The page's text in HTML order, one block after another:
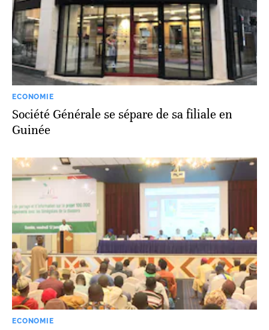
ECONOMIE
Société Générale se sépare de sa filiale en
Guinée
ECONOMIE